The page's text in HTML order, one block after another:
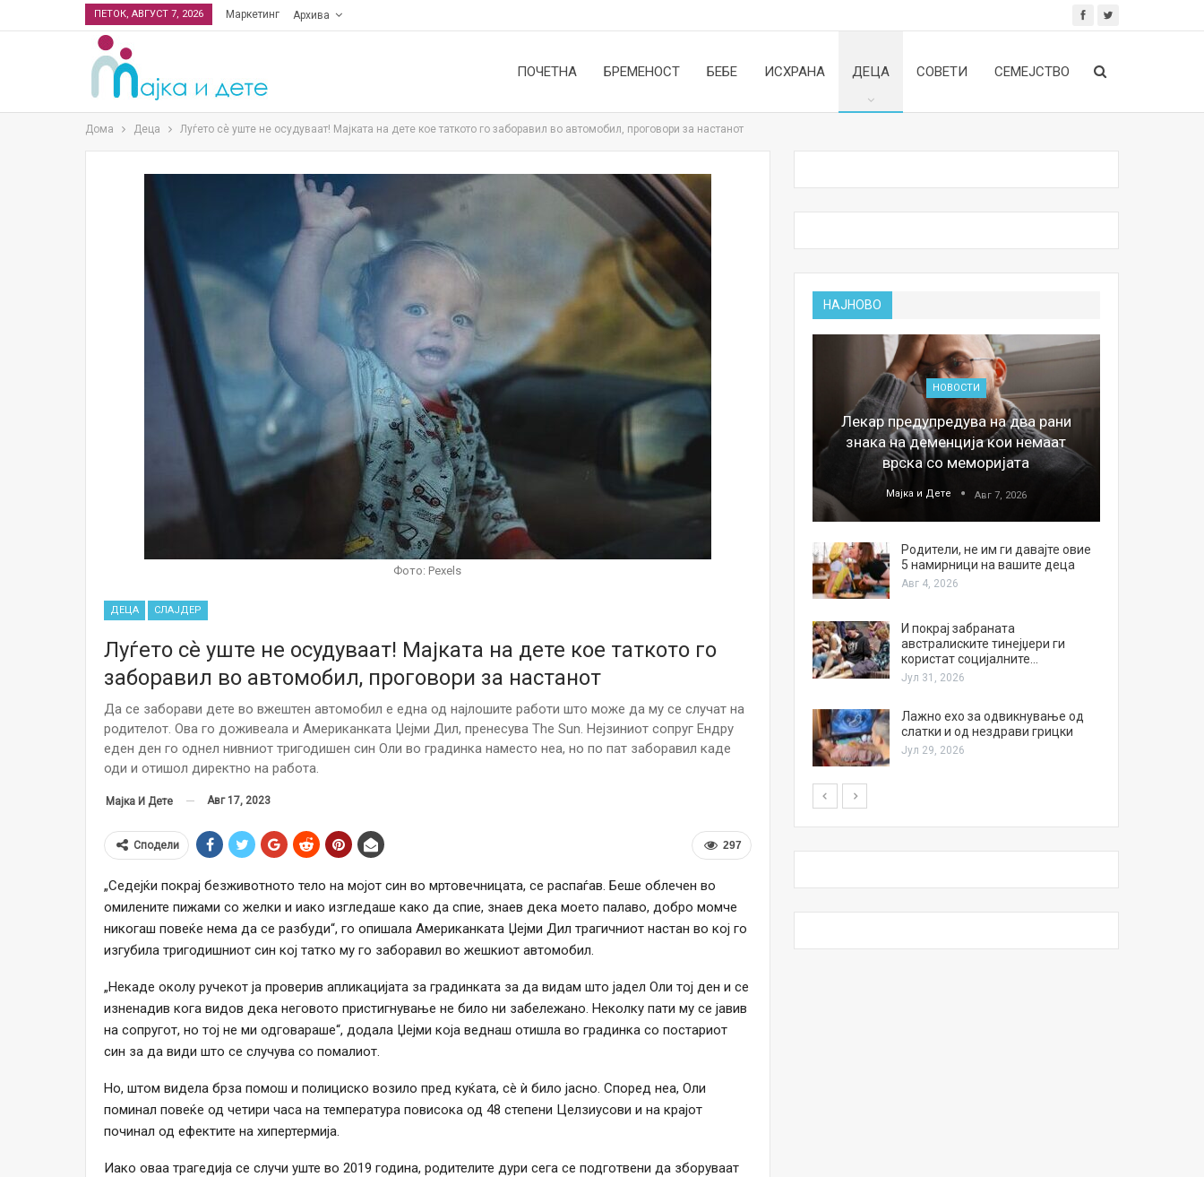
ПЕТОК, АВГУСТ 7, 2026 Маркетинг Архива
ПОЧЕТНА БРЕМЕНОСТ БЕБЕ ИСХРАНА ДЕЦА СОВЕТИ СЕМЕЈСТВО
Дома Деца Луѓето сѐ уште не осудуваат! Maјката на дете кое таткото го заборавил во автомобил, проговори за настанот
Фото: Pexels
ДЕЦА СЛАЈДЕР
Луѓето сѐ уште не осудуваат! Maјката на дете кое таткото го
заборавил во автомобил, проговори за настанот
Да се заборави дете во вжештен автомобил е една од најлошите работи што може да му се случат на
родителот. Ова го доживеала и Американката Џејми Дил, пренесува The Sun. Нејзиниот сопруг Ендру
еден ден го однел нивниот тригодишен син Оли во градинка наместо неа, но по пат заборавил каде
оди и отишол директно на работа.
Мајка И Дете Авг 17, 2023
297
Сподели
„Седејќи покрај безживотното тело на мојот син во мртовечницата, се распаѓав. Беше облечен во
омилените пижами со желки и иако изгледаше како да спие, знаев дека моето палаво, добро момче
никогаш повеќе нема да се разбуди“, го опишала Американката Џејми Дил трагичниот настан во кој го
изгубила тригодишниот син кој татко му го заборавил во жешкиот автомобил.
„Некаде околу ручекот ја проверив апликацијата за градинката за да видам што јадел Оли тој ден и се
изненадив кога видов дека неговото пристигнување не било ни забележано. Неколку пати му се јавив
на сопругот, но тој не ми одговараше“, додала Џејми која веднаш отишла во градинка со постариот
син за да види што се случува со помалиот.
Но, штом видела брза помош и полициско возило пред куќата, сè ѝ било јасно. Според неа, Оли
поминал повеќе од четири часа на температура повисока од 48 степени Целзиусови и на крајот
починал од ефектите на хипертермија.
Иако оваа трагедија се случи уште во 2019 година, родителите дури сега се подготвени да зборуваат
НАЈНОВО
НОВОСТИ
Финците вложија милион евра во
кал, за посилен имунитет на децата
Јул 24, 2026
открие ризикот од Алцхајмер
Јул 22, 2026
Австралијка роди четири
идентични ќерки: Чудо што се
случува еднаш на…
НОВОСТИ
Лекар предупредува на два рани
знака на деменција кои немаат
врска со меморијата
Мајка и Дете Авг 7, 2026
Родители, не им ги давајте овие
5 намирници на вашите деца
Авг 4, 2026
И покрај забраната
австралиските тинејџери ги
користат социјалните…
Јул 31, 2026
Лажно ехо за одвикнување од
слатки и од нездрави грицки
Јул 29, 2026